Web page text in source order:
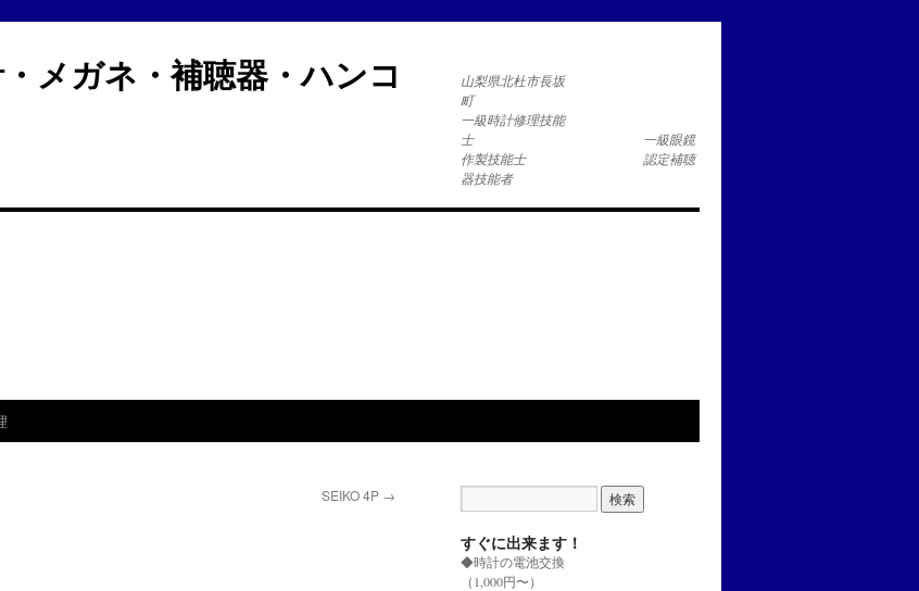
ガネ・補聴器・ハンコ
山梨県北杜市長坂
一級時計修理技能
士 一級眼鏡
作製技能士 認定補聴
器技能者
SEIKO 4P →
すぐに出来ます！
◆時計の電池交換
（1,000円〜）